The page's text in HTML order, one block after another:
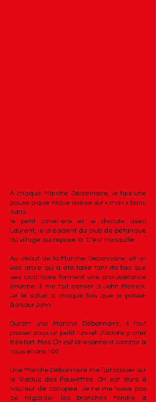
À chaque Marche Débonnaire, je fais une
pause pique-nique assise sur « mon » banc
dans
le petit cimetière et je discute avec
Laurent, le président du club de pétanque
du village qui repose là. C’est tranquille.
Au début de la Marche Débonnaire, vit un
vieil arbre qui a été taillé tant de fois que
ses cicatrices forment une protubérance
énorme. Il me fait penser à John Merrick.
Je le salue à chaque fois que je passe.
Bonjour John.
Durant une Marche Débonnaire, il faut
passer sous un petit tunnel. J’adore y crier
très fort. Mes On est làrésonnent comme si
nous étions 100.
Une Marche Débonnaire me fait passer sur
le Viaduc des Fauvettes. On est alors à
hauteur de canopée. Je ne me lasse pas
de regarder les branches tendre à